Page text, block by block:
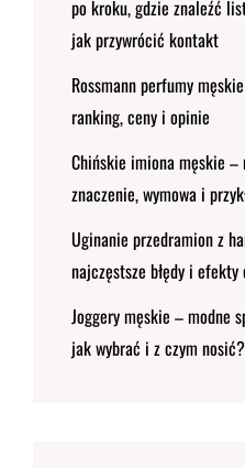
po kroku, gdzie znaleźć
jak przywrócić kontakt
Rossmann perfumy
ranking, ceny i opinie
Chińskie imiona męskie
znaczenie, wymowa i
Uginanie przedramion z
najczęstsze błędy i
Joggery męskie – modne
jak wybrać i z czym nosić?